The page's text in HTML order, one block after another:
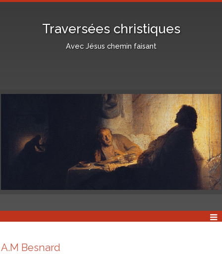
Traversées christiques
Avec Jésus chemin faisant
A.M Besnard